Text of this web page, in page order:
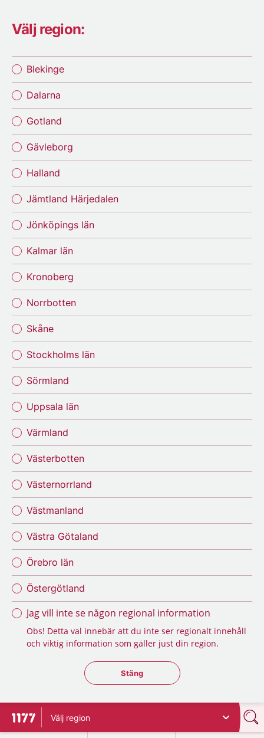
Välj region:
Blekinge
Dalarna
Gotland
Gävleborg
Halland
Jämtland Härjedalen
Jönköpings län
Kalmar län
Kronoberg
Norrbotten
Skåne
Stockholms län
Sörmland
Uppsala län
Värmland
Västerbotten
Västernorrland
Västmanland
Västra Götaland
Örebro län
Östergötland
Jag vill inte se någon regional information
Obs! Detta val innebär att du inte ser regionalt innehåll
och viktig information som gäller just din region.
Stäng regionsväljaren
Stäng
Till startsidan för 1177
Välj region
på 1177.se
på 1177.se